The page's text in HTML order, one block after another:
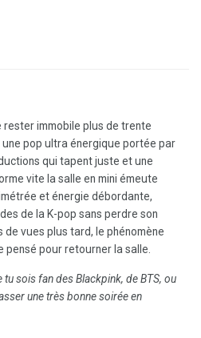
rester immobile plus de trente
pop ultra énergique portée par
qui tapent juste et une
vite la salle en mini émeute
et énergie débordante,
de la K-pop sans perdre son
de vues plus tard, le phénomène
pensé pour retourner la salle.
tu sois fan des Blackpink, de BTS, ou
une très bonne soirée en